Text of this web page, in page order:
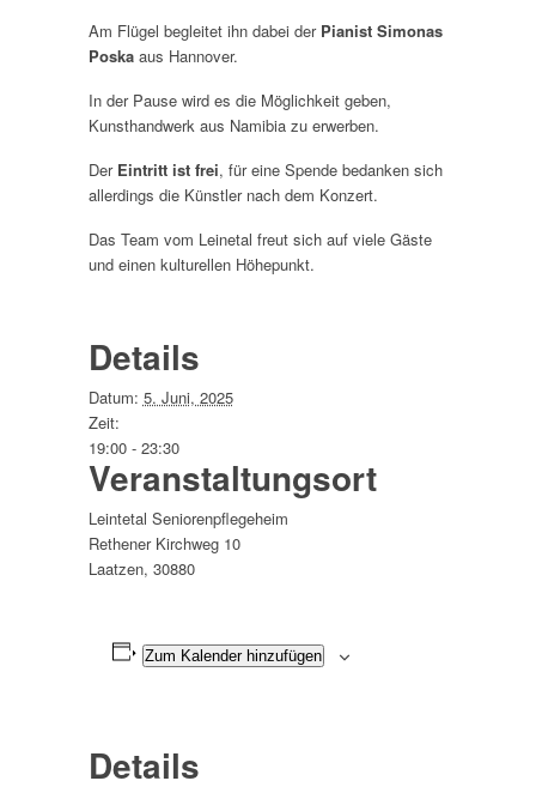
Am Flügel begleitet ihn dabei der Pianist Simonas
Poska aus Hannover.
In der Pause wird es die Möglichkeit geben,
Kunsthandwerk aus Namibia zu erwerben.
Der Eintritt ist frei, für eine Spende bedanken sich
allerdings die Künstler nach dem Konzert.
Das Team vom Leinetal freut sich auf viele Gäste
und einen kulturellen Höhepunkt.
Details
Datum: 5. Juni, 2025
Zeit:
19:00 - 23:30
Veranstaltungsort
Leintetal Seniorenpflegeheim
Rethener Kirchweg 10
Laatzen, 30880
Zum Kalender hinzufügen
Details